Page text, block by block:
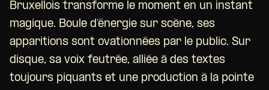
Bruxellois transforme le moment en un instant
magique. Boule d’énergie sur scène, ses
apparitions sont ovationnées par le public. Sur
disque, sa voix feutrée, alliée à des textes
toujours piquants et une production à la pointe